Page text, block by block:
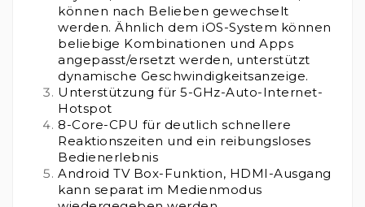
können nach Belieben gewechselt
werden. Ähnlich dem iOS-System können
beliebige Kombinationen und Apps
angepasst/ersetzt werden, unterstützt
dynamische Geschwindigkeitsanzeige.
Unterstützung für 5-GHz-Auto-Internet-
Hotspot
8-Core-CPU für deutlich schnellere
Reaktionszeiten und ein reibungsloses
Bedienerlebnis
Android TV Box-Funktion, HDMI-Ausgang
kann separat im Medienmodus